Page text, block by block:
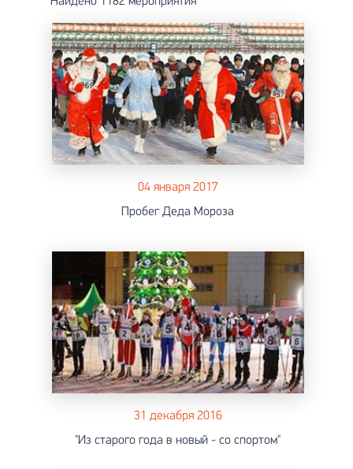
04 января 2017
Пробег Деда Мороза
31 декабря 2016
"Из старого года в новый - со спортом"